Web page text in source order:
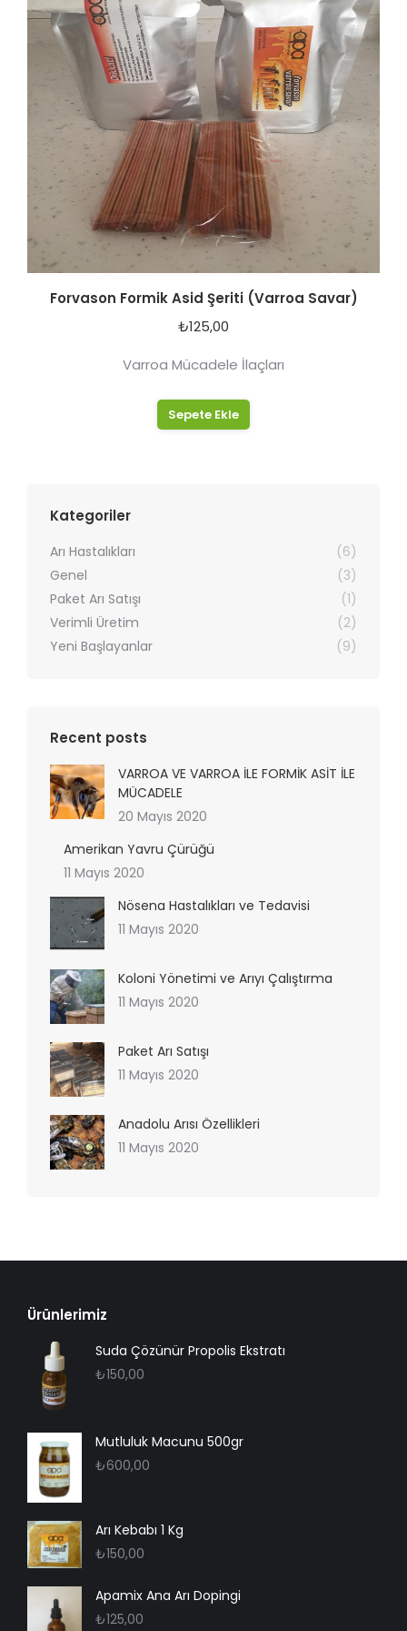
Forvason Formik Asid Şeriti (Varroa Savar)
₺125,00
Varroa Mücadele İlaçları
Sepete Ekle
Kategoriler
Arı Hastalıkları
(6)
Genel
(3)
Paket Arı Satışı
(1)
Verimli Üretim
(2)
Yeni Başlayanlar
(9)
Recent posts
VARROA VE VARROA İLE FORMİK ASİT İLE
MÜCADELE
20 Mayıs 2020
Amerikan Yavru Çürüğü
11 Mayıs 2020
Nösena Hastalıkları ve Tedavisi
11 Mayıs 2020
Koloni Yönetimi ve Arıyı Çalıştırma
11 Mayıs 2020
Paket Arı Satışı
11 Mayıs 2020
Anadolu Arısı Özellikleri
11 Mayıs 2020
Ürünlerimiz
Suda Çözünür Propolis Ekstratı
₺150,00
Mutluluk Macunu 500gr
₺600,00
Arı Kebabı 1 Kg
₺150,00
Apamix Ana Arı Dopingi
₺125,00